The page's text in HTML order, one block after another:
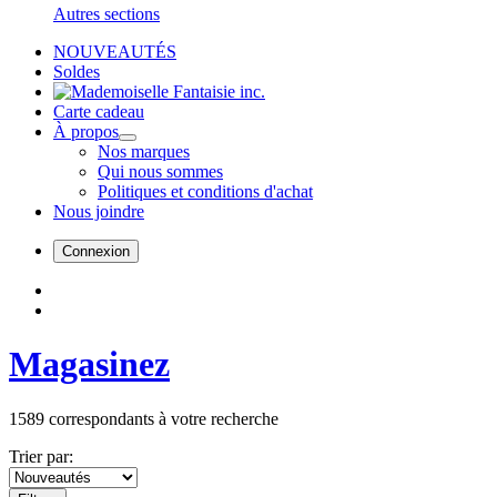
Autres sections
NOUVEAUTÉS
Soldes
Carte cadeau
À propos
Nos marques
Qui nous sommes
Politiques et conditions d'achat
Nous joindre
Connexion
Magasinez
1589 correspondants à votre recherche
Trier par: